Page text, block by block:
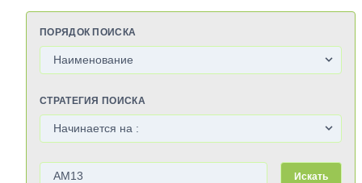
ПОРЯДОК ПОИСКА
СТРАТЕГИЯ ПОИСКА
Искать